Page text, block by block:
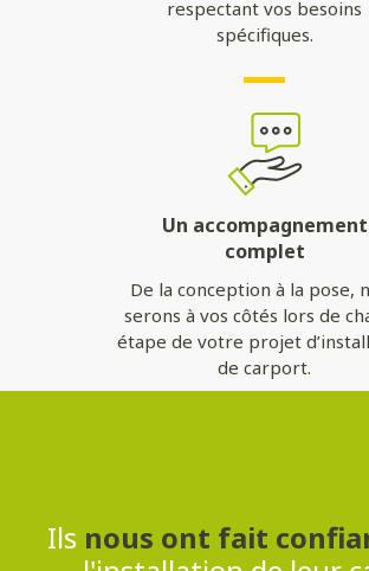
respectant vos besoins
spécifiques.
Un accompagnement
complet
De la conception à la pose,
serons à vos côtés lors de
étape de votre projet
de carport.
Ils nous ont fait